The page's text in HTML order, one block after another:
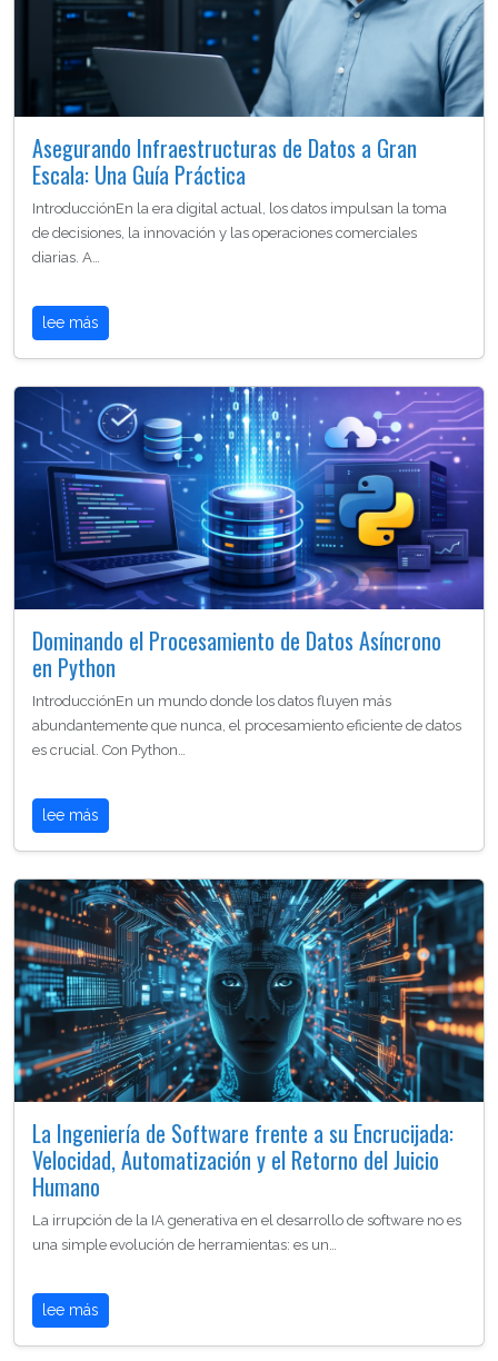
Asegurando Infraestructuras de Datos a Gran
Escala: Una Guía Práctica
IntroducciónEn la era digital actual, los datos impulsan la toma
de decisiones, la innovación y las operaciones comerciales
diarias. A…
lee más
Dominando el Procesamiento de Datos Asíncrono
en Python
IntroducciónEn un mundo donde los datos fluyen más
abundantemente que nunca, el procesamiento eficiente de datos
es crucial. Con Python…
lee más
La Ingeniería de Software frente a su Encrucijada:
Velocidad, Automatización y el Retorno del Juicio
Humano
La irrupción de la IA generativa en el desarrollo de software no es
una simple evolución de herramientas: es un…
lee más